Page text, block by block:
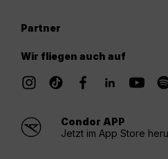
Partner
Wir fliegen auch auf
Condor APP
Jetzt im App Store